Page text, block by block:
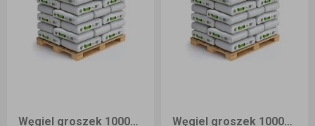
Węgiel groszek 1000kg ZENMAR dostawa Kraków i okolice Węgiel groszek 1000kg ZENMAR dostawa Wrocław i okolice